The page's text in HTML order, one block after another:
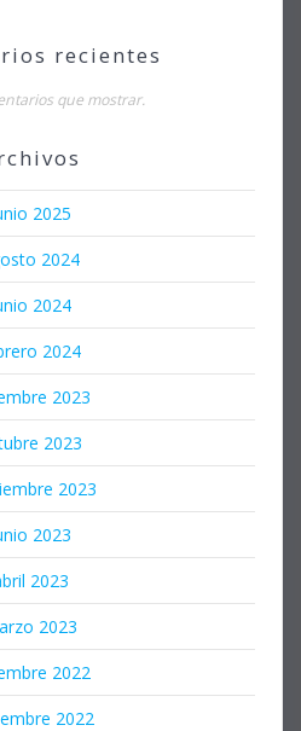
recientes
que mostrar.
2025
2024
2024
2024
2023
2023
2023
2023
2023
2023
2022
2022